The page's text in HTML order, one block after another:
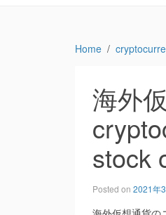
Home
海外
stock
Posted on 2021年